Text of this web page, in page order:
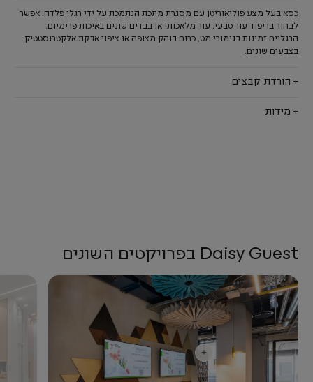
כסא בעל מצע פוליאוריטן עם מסגרת מתכת הנתמכת על ידי רגלי פלדה. אפשר
לבחור בריפוד עור טבעי, עור מלאכותי או בבדים שונים באיכות פרימיום.
הרגליים זמינות בגימורי מט, כרום בוהק מצופה או ציפוי אבקת אלקטרוסטטיק
בצבעים שונים.
+ הורדת קבצים
+ מידות
Daisy Guest בפרויקטים השונים
+